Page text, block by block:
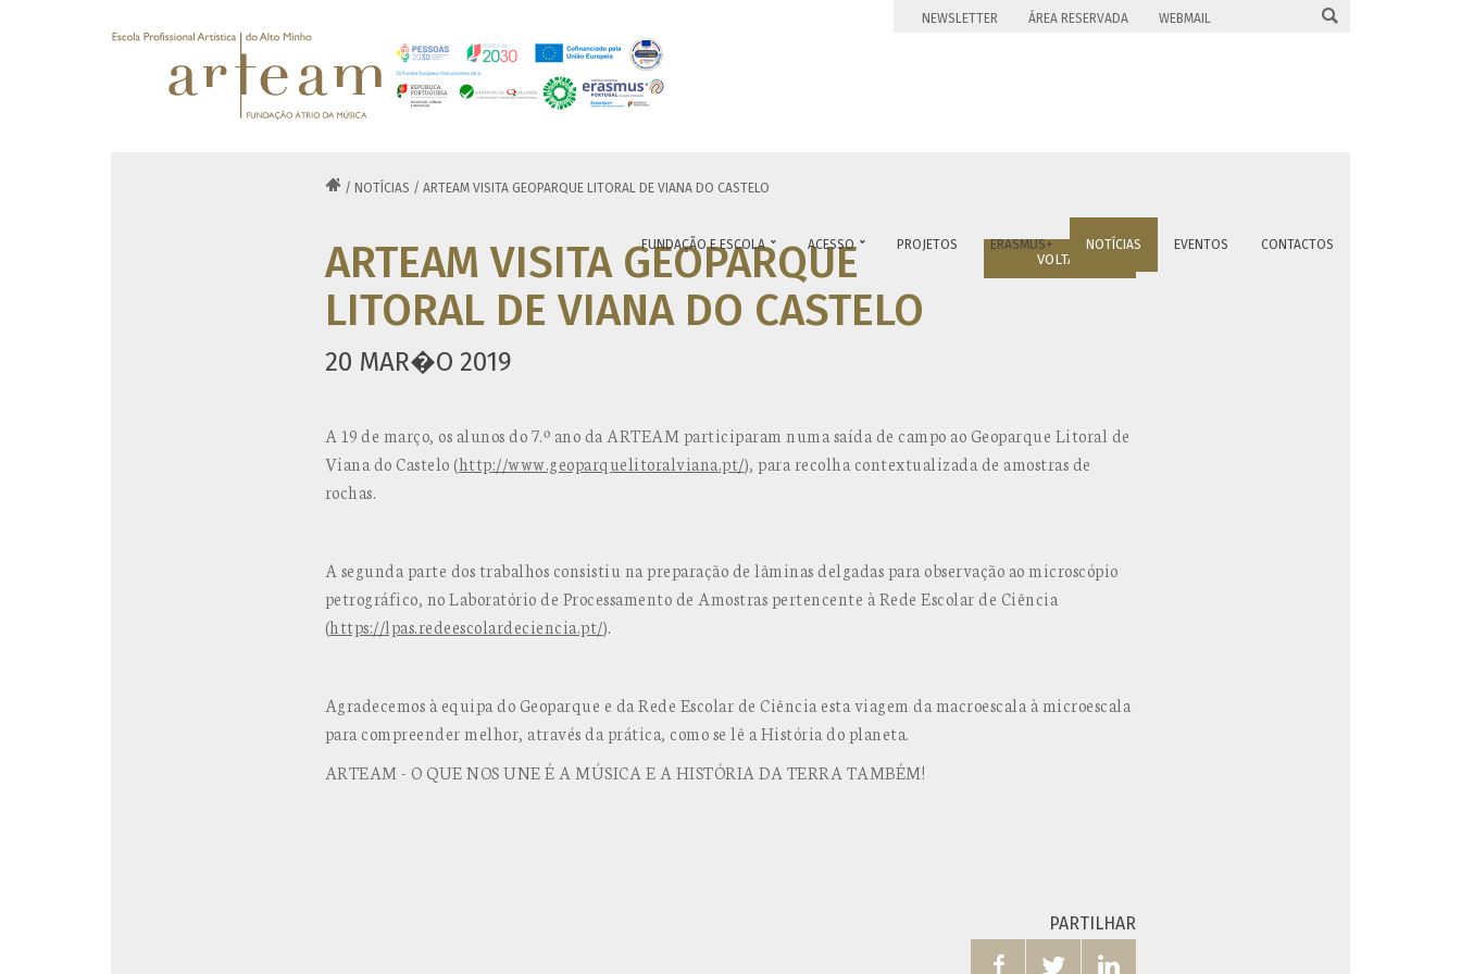
NEWSLETTER ÁREA RESERVADA WEBMAIL 
FUNDAÇÃO E ESCOLA  ACESSO  PROJETOS ERASMUS+ NOTÍCIAS EVENTOS CONTACTOS
 / NOTÍCIAS / ARTEAM VISITA GEOPARQUE LITORAL DE VIANA DO CASTELO
VOLTAR
ARTEAM VISITA GEOPARQUE
LITORAL DE VIANA DO CASTELO
20 MAR�O 2019
A 19 de março, os alunos do 7.º ano da ARTEAM participaram numa saída de campo ao Geoparque Litoral de
Viana do Castelo (http://www.geoparquelitoralviana.pt/), para recolha contextualizada de amostras de
rochas.
A segunda parte dos trabalhos consistiu na preparação de lâminas delgadas para observação ao microscópio
petrográfico, no Laboratório de Processamento de Amostras pertencente à Rede Escolar de Ciência
(https://lpas.redeescolardeciencia.pt/).
Agradecemos à equipa do Geoparque e da Rede Escolar de Ciência esta viagem da macroescala à microescala
para compreender melhor, através da prática, como se lê a História do planeta.
ARTEAM - O QUE NOS UNE É A MÚSICA E A HISTÓRIA DA TERRA TAMBÉM!
PARTILHAR
  